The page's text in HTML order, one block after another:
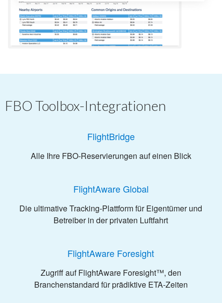
FBO Toolbox-Integrationen
FlightBridge
Alle Ihre FBO-Reservierungen auf einen Blick
FlightAware Global
Die ultimative Tracking-Plattform für Eigentümer und
Betreiber in der privaten Luftfahrt
FlightAware Foresight
Zugriff auf FlightAware Foresight™, den
Branchenstandard für prädiktive ETA-Zeiten